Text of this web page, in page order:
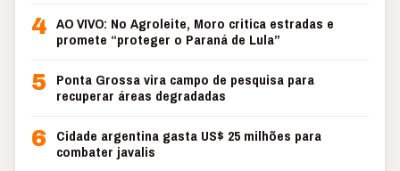
4 AO VIVO: No Agroleite, Moro critica estradas e
promete “proteger o Paraná de Lula”
5 Ponta Grossa vira campo de pesquisa para
recuperar áreas degradadas
6 Cidade argentina gasta US$ 25 milhões para
combater javalis